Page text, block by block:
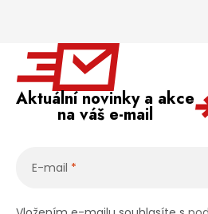
Aktuální novinky a akce
na váš e-mail
E-mail